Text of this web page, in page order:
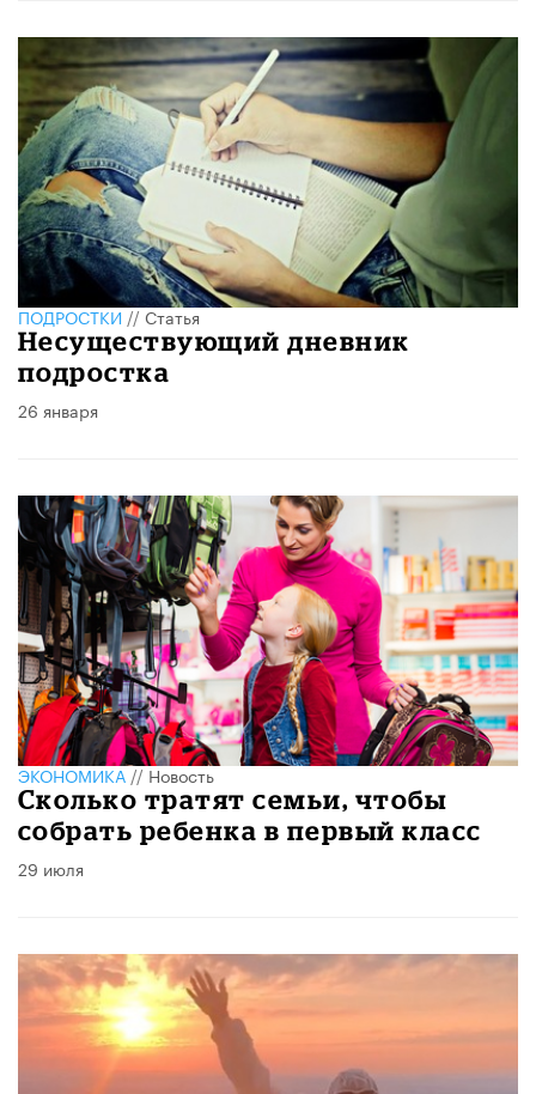
ПОДРОСТКИ//Статья
Несуществующий дневник
подростка
26 января
ЭКОНОМИКА//Новость
Сколько тратят семьи, чтобы
собрать ребенка в первый класс
29 июля